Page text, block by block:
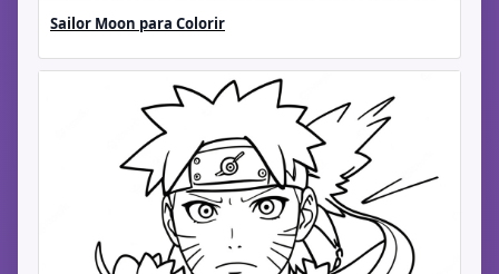
Sailor Moon para Colorir